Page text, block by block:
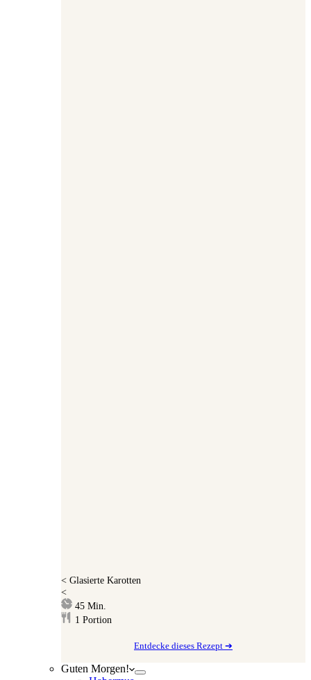
< Glasierte Karotten
<
45 Minuten
Min.
1 Portion
Entdecke dieses Rezept ➔
Guten Morgen!